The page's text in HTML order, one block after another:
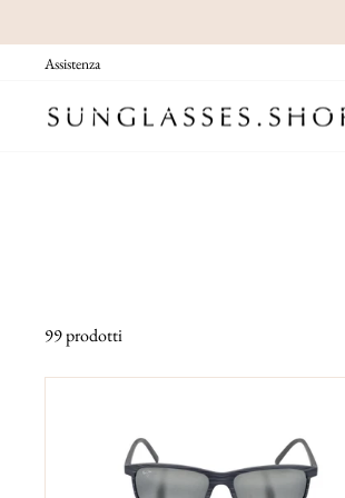
Assistenza
99 prodotti